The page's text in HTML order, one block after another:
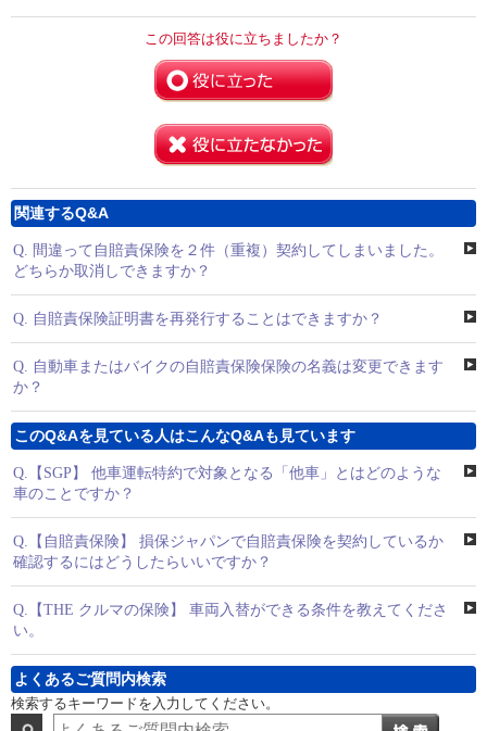
この回答は役に立ちましたか？
関連するQ&A
Q. 間違って自賠責保険を２件（重複）契約してしまいました。
どちらか取消しできますか？
Q. 自賠責保険証明書を再発行することはできますか？
Q. 自動車またはバイクの自賠責保険保険の名義は変更できます
か？
このQ&Aを見ている人はこんなQ&Aも見ています
Q. 【SGP】 他車運転特約で対象となる「他車」とはどのような
車のことですか？
Q. 【自賠責保険】 損保ジャパンで自賠責保険を契約しているか
確認するにはどうしたらいいですか？
Q. 【THE クルマの保険】 車両入替ができる条件を教えてくださ
い。
よくあるご質問内検索
検索するキーワードを入力してください。